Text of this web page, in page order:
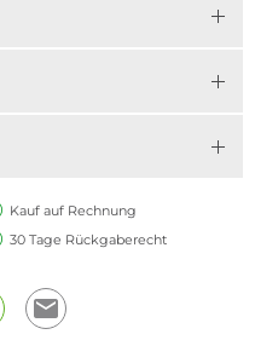
Kauf auf Rechnung
30 Tage Rückgaberecht